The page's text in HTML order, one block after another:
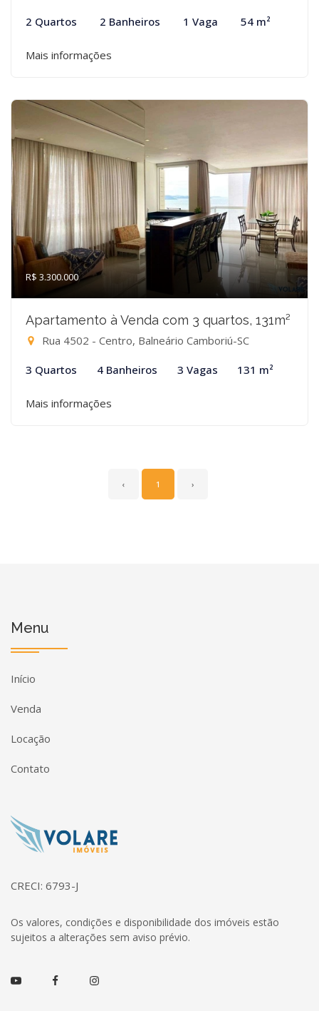
2 Quartos 2 Banheiros 1 Vaga 54 m²
Mais informações
R$ 3.300.000
Apartamento à Venda com 3 quartos, 131m²
Rua 4502 - Centro, Balneário Camboriú-SC
3 Quartos 4 Banheiros 3 Vagas 131 m²
Mais informações
‹ 1 ›
Menu
Início
Venda
Locação
Contato
Página inicial
CRECI: 6793-J
Os valores, condições e disponibilidade dos imóveis estão
sujeitos a alterações sem aviso prévio.
Youtube FacebookInstagram